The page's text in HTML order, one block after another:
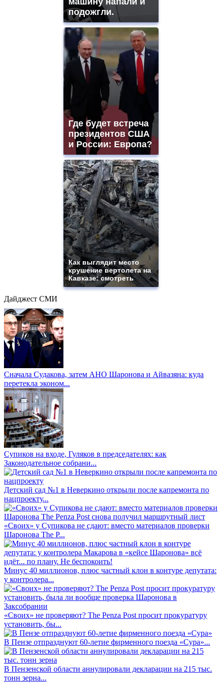
подожгли.
Где будет встреча
президентов США
и России: Европа?
Как выглядит место
крушение вертолета на
Кавказе: смотреть
Дайджест СМИ
Сначала Судакова, затем АНО Шаронова и Айвазяна: куда
перетекла эконом...
Супиков на входе, Гуляков в председателях: как
Законодательное собрани...
Детский сад №1 в Неверкино открыли после капремонта по
нацпроекту...
«Своих» у Супикова не сдают: вместо материалов проверки
Шаронова The P...
Минус 40 миллионов, плюс частный клон в контуре депутата:
у контролера...
«Своих» не проверяют? The Penza Post просит прокуратуру
установить, бы...
В Пензе отпразднуют 60-летие фирменного поезда «Сура»...
В Пензенской области аннулировали декларации на 215 тыс.
тонн зерна...